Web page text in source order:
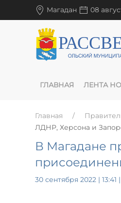
Магадан 08
ГЛАВНАЯ ЛЕНТА
Главная
ЛДНР, Херсона и
В Магадане
30 сентября 2022 | 13:41 |